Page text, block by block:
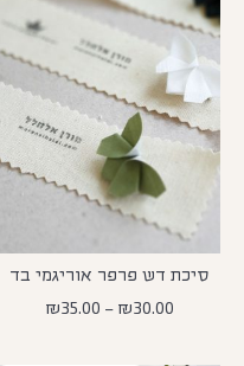
סיכת דש פרפר אוריגמי בד
₪30.00
–
₪35.00